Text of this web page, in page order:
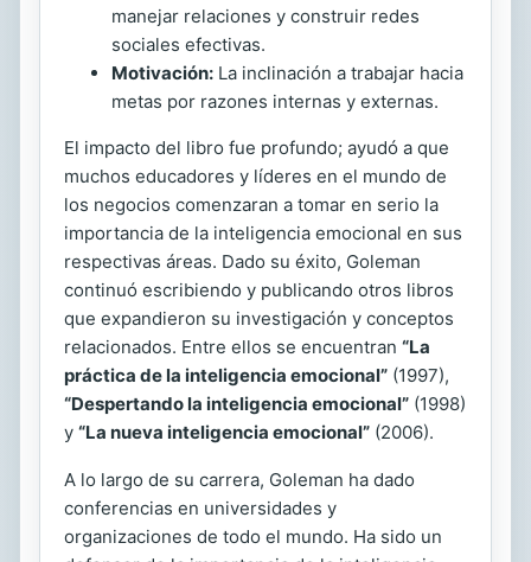
manejar relaciones y construir redes
sociales efectivas.
Motivación: La inclinación a trabajar hacia
metas por razones internas y externas.
El impacto del libro fue profundo; ayudó a que
muchos educadores y líderes en el mundo de
los negocios comenzaran a tomar en serio la
importancia de la inteligencia emocional en sus
respectivas áreas. Dado su éxito, Goleman
continuó escribiendo y publicando otros libros
que expandieron su investigación y conceptos
relacionados. Entre ellos se encuentran “La
práctica de la inteligencia emocional” (1997),
“Despertando la inteligencia emocional” (1998)
y “La nueva inteligencia emocional” (2006).
A lo largo de su carrera, Goleman ha dado
conferencias en universidades y
organizaciones de todo el mundo. Ha sido un